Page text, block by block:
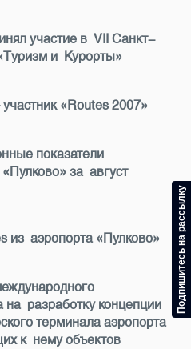
участие в VII Санкт-
и Курорты»
«Routes 2007»
показатели
за август
аэропорта «Пулково»
на разработку концепции
терминала аэропорта
к нему объектов
Подпишитесь на рассылку